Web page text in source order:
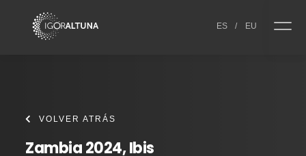
ES / EU
VOLVER ATRÁS
Zambia 2024, Ibis